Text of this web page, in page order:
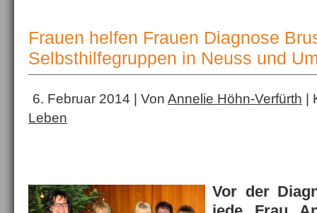
Frauen helfen Frauen Diagnose
Selbsthilfegruppen in Neuss und
6. Februar 2014 | Von Annelie Höhn-Verfürth |
Leben
Vor der